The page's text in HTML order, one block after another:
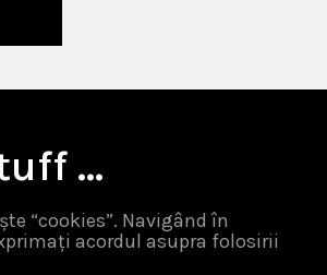
…
“cookies”. Navigând în
acordul asupra folosirii